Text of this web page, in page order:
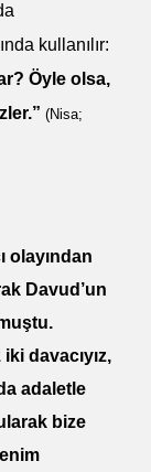
kullanılır:
Öyle olsa,
(Nisa;
olayından
Davud’un
davacıyız,
adaletle
bize